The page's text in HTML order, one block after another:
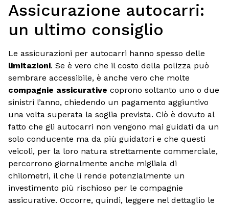
Assicurazione autocarri:
un ultimo consiglio
Le assicurazioni per autocarri hanno spesso delle
limitazioni. Se è vero che il costo della polizza può
sembrare accessibile, è anche vero che molte
compagnie assicurative coprono soltanto uno o due
sinistri l’anno, chiedendo un pagamento aggiuntivo
una volta superata la soglia prevista. Ciò è dovuto al
fatto che gli autocarri non vengono mai guidati da un
solo conducente ma da più guidatori e che questi
veicoli, per la loro natura strettamente commerciale,
percorrono giornalmente anche migliaia di
chilometri, il che li rende potenzialmente un
investimento più rischioso per le compagnie
assicurative. Occorre, quindi, leggere nel dettaglio le